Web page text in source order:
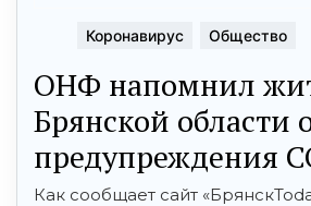
Коронавирус Общество
ОНФ напомнил
Брянской области
предупреждения
Как сообщает сайт